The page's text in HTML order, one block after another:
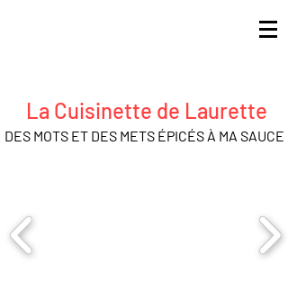
La Cuisinette de Laurette
DES MOTS ET DES METS ÉPICÉS À MA SAUCE